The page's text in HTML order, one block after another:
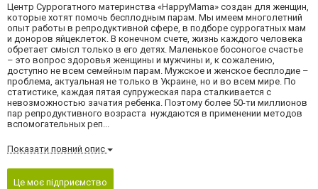
Центр Суррогатного материнства «HаppyMama» создан для женщин,
которые хотят помочь бесплодным парам. Мы имеем многолетний
опыт работы в репродуктивной сфере, в подборе суррогатных мам
и доноров яйцеклеток. В конечном счете, жизнь каждого человека
обретает смысл только в его детях. Маленькое босоногое счастье
– это вопрос здоровья женщины и мужчины и, к сожалению,
доступно не всем семейным парам. Мужское и женское бесплодие –
проблема, актуальная не только в Украине, но и во всем мире. По
статистике, каждая пятая супружеская пара сталкивается с
невозможностью зачатия ребенка. Поэтому более 50-ти миллионов
пар репродуктивного возраста нуждаются в применении методов
вспомогательных реп...
Показати повний опис
Це моє підприємство